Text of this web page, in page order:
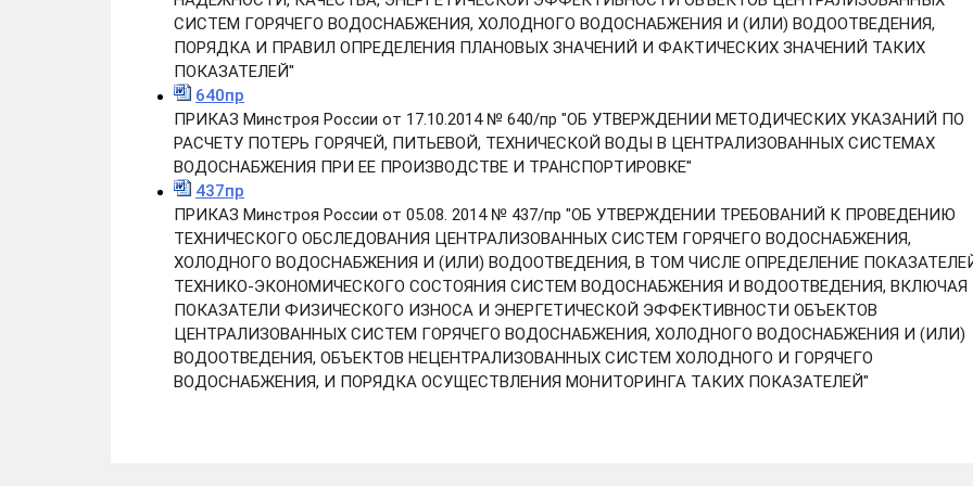
СИСТЕМ ГОРЯЧЕГО ВОДОСНАБЖЕНИЯ, ХОЛОДНОГО ВОДОСНАБЖЕНИЯ И (ИЛИ) ВОДООТВЕДЕНИЯ,
ПОРЯДКА И ПРАВИЛ ОПРЕДЕЛЕНИЯ ПЛАНОВЫХ ЗНАЧЕНИЙ И ФАКТИЧЕСКИХ ЗНАЧЕНИЙ ТАКИХ
ПОКАЗАТЕЛЕЙ"
640пр
ПРИКАЗ Минстроя России от 17.10.2014 № 640/пр "ОБ УТВЕРЖДЕНИИ МЕТОДИЧЕСКИХ УКАЗАНИЙ ПО
РАСЧЕТУ ПОТЕРЬ ГОРЯЧЕЙ, ПИТЬЕВОЙ, ТЕХНИЧЕСКОЙ ВОДЫ В ЦЕНТРАЛИЗОВАННЫХ СИСТЕМАХ
ВОДОСНАБЖЕНИЯ ПРИ ЕЕ ПРОИЗВОДСТВЕ И ТРАНСПОРТИРОВКЕ"
437пр
ПРИКАЗ Минстроя России от 05.08. 2014 № 437/пр "ОБ УТВЕРЖДЕНИИ ТРЕБОВАНИЙ К ПРОВЕДЕНИЮ
ТЕХНИЧЕСКОГО ОБСЛЕДОВАНИЯ ЦЕНТРАЛИЗОВАННЫХ СИСТЕМ ГОРЯЧЕГО ВОДОСНАБЖЕНИЯ,
ХОЛОДНОГО ВОДОСНАБЖЕНИЯ И (ИЛИ) ВОДООТВЕДЕНИЯ, В ТОМ ЧИСЛЕ ОПРЕДЕЛЕНИЕ
ТЕХНИКО-ЭКОНОМИЧЕСКОГО СОСТОЯНИЯ СИСТЕМ ВОДОСНАБЖЕНИЯ И ВОДООТВЕДЕНИЯ, ВКЛЮЧАЯ
ПОКАЗАТЕЛИ ФИЗИЧЕСКОГО ИЗНОСА И ЭНЕРГЕТИЧЕСКОЙ ЭФФЕКТИВНОСТИ ОБЪЕКТОВ
ЦЕНТРАЛИЗОВАННЫХ СИСТЕМ ГОРЯЧЕГО ВОДОСНАБЖЕНИЯ, ХОЛОДНОГО ВОДОСНАБЖЕНИЯ И (ИЛИ)
ВОДООТВЕДЕНИЯ, ОБЪЕКТОВ НЕЦЕНТРАЛИЗОВАННЫХ СИСТЕМ ХОЛОДНОГО И ГОРЯЧЕГО
ВОДОСНАБЖЕНИЯ, И ПОРЯДКА ОСУЩЕСТВЛЕНИЯ МОНИТОРИНГА ТАКИХ ПОКАЗАТЕЛЕЙ"